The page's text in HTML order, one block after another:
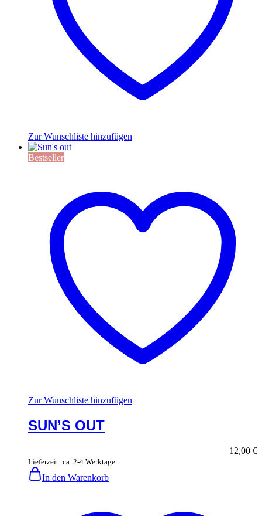
Zur Wunschliste hinzufügen
Bestseller
Zur Wunschliste hinzufügen
SUN’S OUT
12,00 €
Lieferzeit: ca. 2-4 Werktage
In den Warenkorb